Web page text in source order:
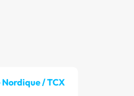
Nordique / TCX